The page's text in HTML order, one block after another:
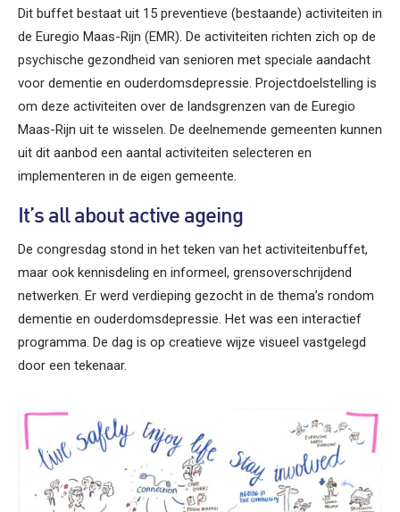
Dit buffet bestaat uit 15 preventieve (bestaande) activiteiten in
de Euregio Maas-Rijn (EMR). De activiteiten richten zich op de
psychische gezondheid van senioren met speciale aandacht
voor dementie en ouderdomsdepressie. Projectdoelstelling is
om deze activiteiten over de landsgrenzen van de Euregio
Maas-Rijn uit te wisselen. De deelnemende gemeenten kunnen
uit dit aanbod een aantal activiteiten selecteren en
implementeren in de eigen gemeente.
It’s all about active ageing
De congresdag stond in het teken van het activiteitenbuffet,
maar ook kennisdeling en informeel, grensoverschrijdend
netwerken. Er werd verdieping gezocht in de thema’s rondom
dementie en ouderdomsdepressie. Het was een interactief
programma. De dag is op creatieve wijze visueel vastgelegd
door een tekenaar.